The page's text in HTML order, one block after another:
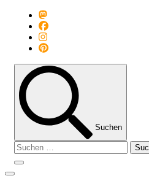
Suchen
Suchen
nach: